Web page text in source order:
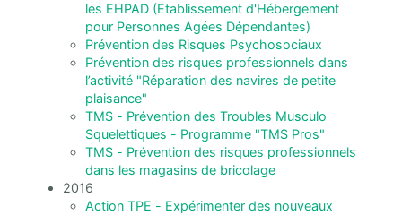
les EHPAD (Etablissement d'Hébergement
pour Personnes Agées Dépendantes)
Prévention des Risques Psychosociaux
Prévention des risques professionnels dans
l’activité "Réparation des navires de petite
plaisance"
TMS - Prévention des Troubles Musculo
Squelettiques - Programme "TMS Pros"
TMS - Prévention des risques professionnels
dans les magasins de bricolage
2016
Action TPE - Expérimenter des nouveaux